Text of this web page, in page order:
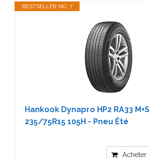
BESTSELLER NO. 7
Hankook Dynapro HP2 RA33
235/75R15 105H - Pneu Été
Acheter